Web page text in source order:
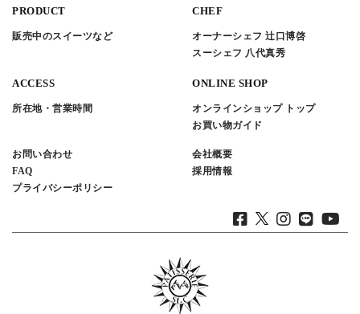
PRODUCT
販売中のスイーツなど
CHEF
オーナーシェフ 辻口博啓
スーシェフ 八代真秀
ACCESS
所在地・営業時間
ONLINE SHOP
オンラインショップ トップ
お買い物ガイド
お問い合わせ
FAQ
プライバシーポリシー
会社概要
採用情報